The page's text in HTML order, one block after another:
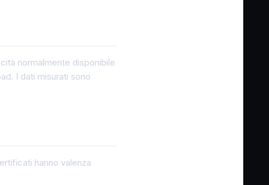
normalmente disponibile
I dati misurati sono
hanno valenza